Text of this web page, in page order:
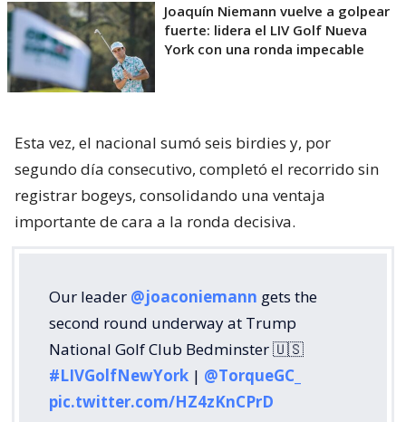
Joaquín Niemann vuelve a golpear
fuerte: lidera el LIV Golf Nueva
York con una ronda impecable
Esta vez, el nacional sumó seis birdies y, por
segundo día consecutivo, completó el recorrido sin
registrar bogeys, consolidando una ventaja
importante de cara a la ronda decisiva.
Our leader @joaconiemann gets the
second round underway at Trump
National Golf Club Bedminster 🇺🇸
#LIVGolfNewYork | @TorqueGC_
pic.twitter.com/HZ4zKnCPrD